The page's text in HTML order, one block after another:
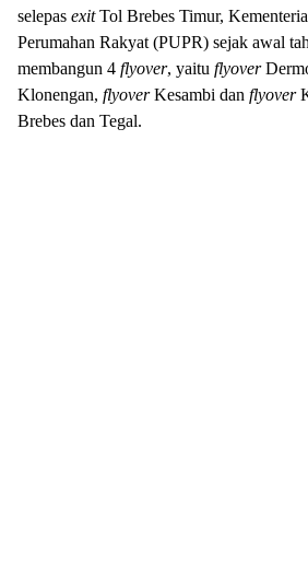
selepas exitTol Brebes Timur,
Perumahan Rakyat (PUPR) sejak awal
membangun 4 flyover, yaitu flyover
Klonengan, flyoverKesambi dan flyover
Brebes dan Tegal.